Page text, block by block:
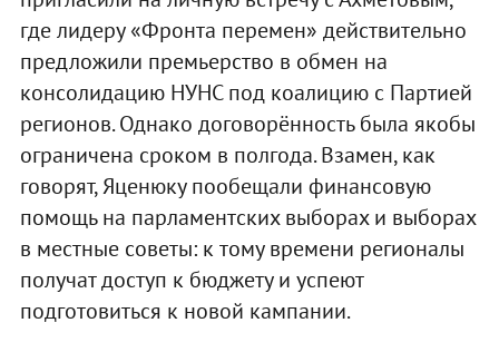
где лидеру «Фронта перемен» действительно
предложили премьерство в обмен на
консолидацию НУНС под коалицию с Партией
регионов. Однако договорённость была якобы
ограничена сроком в полгода. Взамен, как
говорят, Яценюку пообещали финансовую
помощь на парламентских выборах и выборах
в местные советы: к тому времени регионалы
получат доступ к бюджету и успеют
подготовиться к новой кампании.